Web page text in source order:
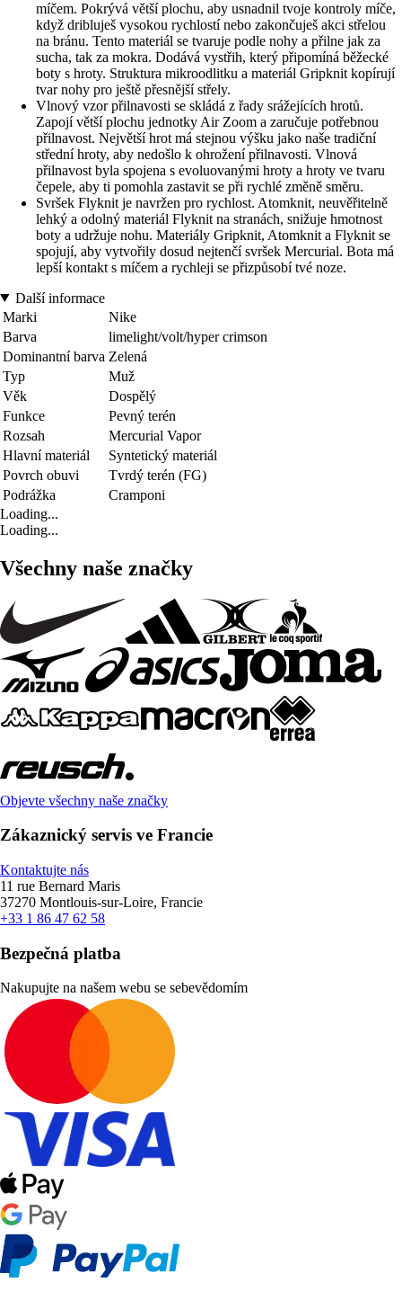
míčem. Pokrývá větší plochu, aby usnadnil tvoje kontroly míče,
když dribluješ vysokou rychlostí nebo zakončuješ akci střelou
na bránu. Tento materiál se tvaruje podle nohy a přilne jak za
sucha, tak za mokra. Dodává vystřih, který připomíná běžecké
boty s hroty. Struktura mikroodlitku a materiál Gripknit kopírují
tvar nohy pro ještě přesnější střely.
Vlnový vzor přilnavosti se skládá z řady srážejících hrotů.
Zapojí větší plochu jednotky Air Zoom a zaručuje potřebnou
přilnavost. Největší hrot má stejnou výšku jako naše tradiční
střední hroty, aby nedošlo k ohrožení přilnavosti. Vlnová
přilnavost byla spojena s evoluovanými hroty a hroty ve tvaru
čepele, aby ti pomohla zastavit se při rychlé změně směru.
Svršek Flyknit je navržen pro rychlost. Atomknit, neuvěřitelně
lehký a odolný materiál Flyknit na stranách, snižuje hmotnost
boty a udržuje nohu. Materiály Gripknit, Atomknit a Flyknit se
spojují, aby vytvořily dosud nejtenčí svršek Mercurial. Bota má
lepší kontakt s míčem a rychleji se přizpůsobí tvé noze.
Další informace
Marki
Nike
Barva
limelight/volt/hyper crimson
Dominantní barva Zelená
Typ
Muž
Věk
Dospělý
Funkce
Pevný terén
Rozsah
Mercurial Vapor
Hlavní materiál
Syntetický materiál
Povrch obuvi
Tvrdý terén (FG)
Podrážka
Cramponi
Loading...
Loading...
Všechny naše značky
Objevte všechny naše značky
Zákaznický servis ve Francie
Kontaktujte nás
11 rue Bernard Maris
37270 Montlouis-sur-Loire, Francie
+33 1 86 47 62 58
Bezpečná platba
Nakupujte na našem webu se sebevědomím